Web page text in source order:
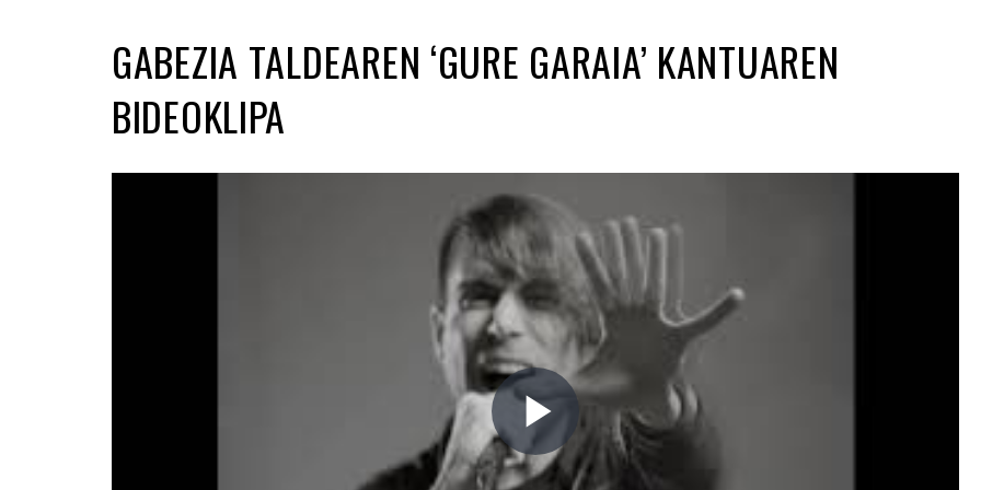
GABEZIA TALDEAREN ‘GURE GARAIA’ KANTUAREN
BIDEOKLIPA